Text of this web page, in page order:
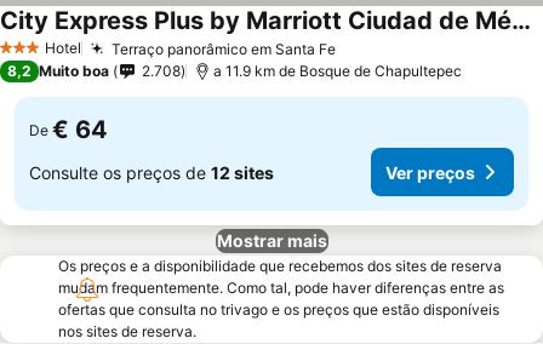
3 EstrelasHotel Terraço panorâmico em Santa FeVer preços
City Express Plus by Marriott Ciudad de México Santa Fe
Ver preços
8,2 Muito boa 2.708 a 11.9 km de Bosque de Chapultepec
De € 64
Consulte os preços de 12 sites Ver preços
Mostrar mais
Os preços e a disponibilidade que recebemos dos sites de reserva
mudam frequentemente. Como tal, pode haver diferenças entre as
ofertas que consulta no trivago e os preços que estão disponíveis
nos sites de reserva.